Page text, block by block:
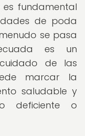
fundamental
de poda
se pasa
es un
de las
marcar la
saludable y
deficiente o